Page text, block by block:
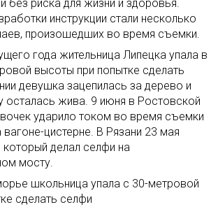
без риска для жизни и здоровья.
инструкции стали несколько
произошедших во время съемки.
года жительница Липецка упала в
высоты при попытке сделать
девушка зацепилась за дерево и
осталась жива. 9 июня в Ростовской
ударило током во время съемки
вагоне-цистерне. В Рязани 23 мая
который делал селфи на
мосту.
школьница упала с 30-метровой
сделать селфи